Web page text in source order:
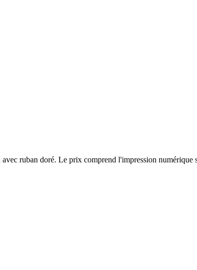
ruban doré. Le prix comprend l'impression numérique